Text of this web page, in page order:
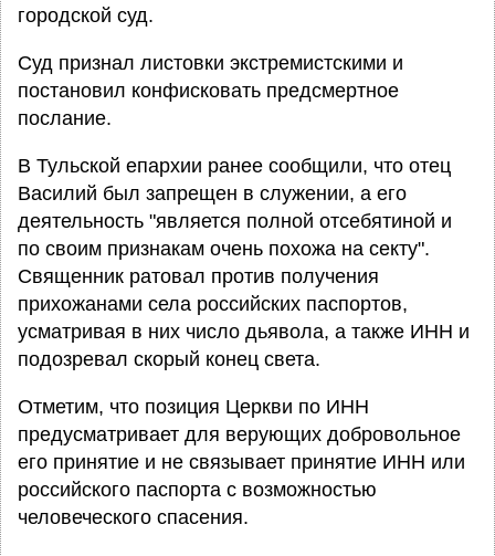
городской суд.
Суд признал листовки экстремистскими и
постановил конфисковать предсмертное
послание.
В Тульской епархии ранее сообщили, что отец
Василий был запрещен в служении, а его
деятельность "является полной отсебятиной и
по своим признакам очень похожа на секту".
Священник ратовал против получения
прихожанами села российских паспортов,
усматривая в них число дьявола, а также ИНН и
подозревал скорый конец света.
Отметим, что позиция Церкви по ИНН
предусматривает для верующих добровольное
его принятие и не связывает принятие ИНН или
российского паспорта с возможностью
человеческого спасения.